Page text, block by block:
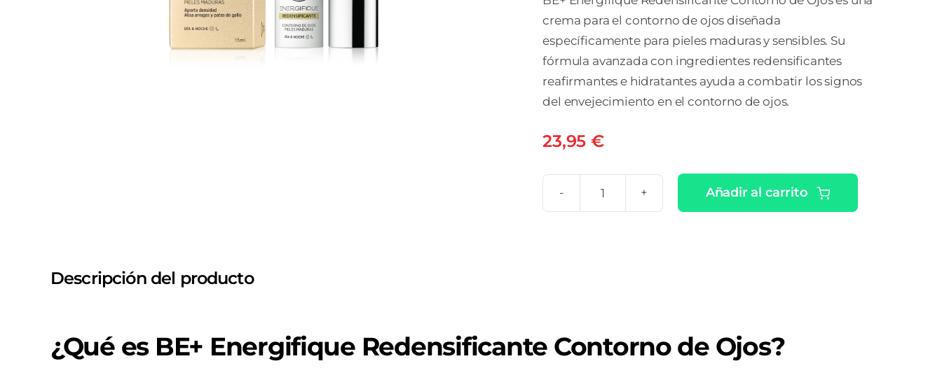
crema para el contorno de ojos diseñada
específicamente para pieles maduras y sensibles. Su
fórmula avanzada con ingredientes redensificantes
reafirmantes e hidratantes ayuda a combatir los signos
del envejecimiento en el contorno de ojos.
23,95 €
BE+
MADURAS
Añadir al carrito
Descripción del producto
¿Qué es BE+ Energifique Redensificante Contorno de Ojos?